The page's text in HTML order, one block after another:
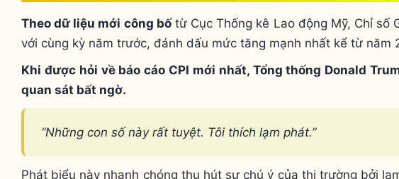
Theo dữ liệu mới công bốtừ Cục Thống kê Lao động Mỹ, Chỉ số
với cùng kỳ năm trước, đánh dấu mức tăng mạnh nhất kể từ năm
Khi được hỏi về báo cáo CPI mới nhất, Tổng thống Donald
quan sát bất ngờ.
“Những con số này rất tuyệt. Tôi thích lạm phát.”
Phát biểu này nhanh chóng thu hút sự chú ý của thị trường bởi